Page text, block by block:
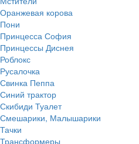
Оранжевая корова
Пони
Принцесса София
Принцессы Диснея
Роблокс
Русалочка
Свинка Пеппа
Синий трактор
Скибиди Туалет
Смешарики, Малышарики
Тачки
Трансформеры